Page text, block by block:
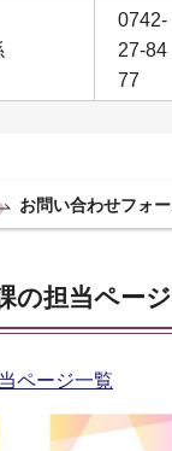
0742-
27-84
77
の担当ページ
ページ一覧